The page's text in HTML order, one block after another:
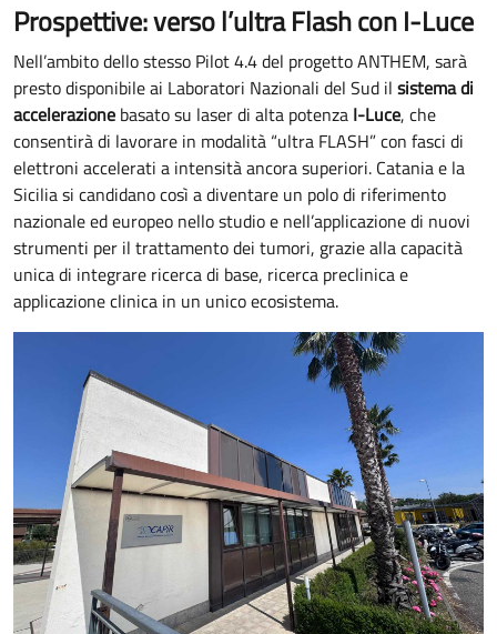
Prospettive: verso l’ultra Flash con I-Luce
Nell’ambito dello stesso Pilot 4.4 del progetto ANTHEM, sarà
presto disponibile ai Laboratori Nazionali del Sud il sistema di
accelerazione basato su laser di alta potenza I-Luce, che
consentirà di lavorare in modalità “ultra FLASH” con fasci di
elettroni accelerati a intensità ancora superiori. Catania e la
Sicilia si candidano così a diventare un polo di riferimento
nazionale ed europeo nello studio e nell’applicazione di nuovi
strumenti per il trattamento dei tumori, grazie alla capacità
unica di integrare ricerca di base, ricerca preclinica e
applicazione clinica in un unico ecosistema.